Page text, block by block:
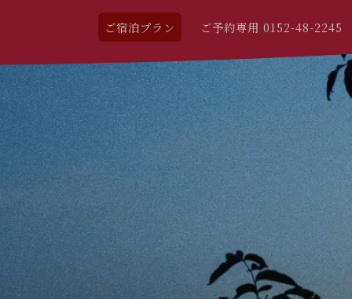
ご宿泊プラン ご予約専用 0152-48-2245